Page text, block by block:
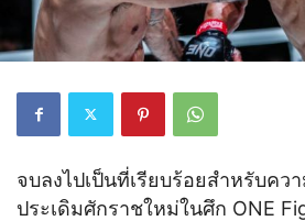
จบลงไปเป็นที่เรียบร้อยสำหรับคว
ประเดิมศักราชใหม่ในศึก ONE